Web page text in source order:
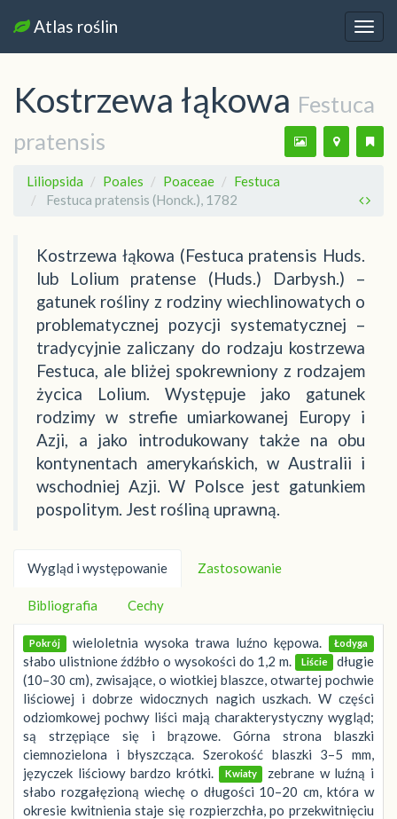
Atlas roślin
Kostrzewa łąkowa Festuca
pratensis
Liliopsida Poales Poaceae
Festuca
Festuca pratensis (Honck.), 1782
Kostrzewa łąkowa (Festuca pratensis Huds.
lub Lolium pratense (Huds.) Darbysh.) –
gatunek rośliny z rodziny wiechlinowatych o
problematycznej pozycji systematycznej –
tradycyjnie zaliczany do rodzaju kostrzewa
Festuca, ale bliżej spokrewniony z rodzajem
życica Lolium. Występuje jako gatunek
rodzimy w strefie umiarkowanej Europy i
Azji, a jako introdukowany także na obu
kontynentach amerykańskich, w Australii i
wschodniej Azji. W Polsce jest gatunkiem
pospolitym. Jest rośliną uprawną.
Wygląd i występowanie Zastosowanie
Bibliografia Cechy
Pokrój wieloletnia wysoka trawa luźno kępowa. Łodyga
słabo ulistnione źdźbło o wysokości do 1,2 m. Liście
długie
(10–30 cm), zwisające, o wiotkiej blaszce, otwartej pochwie
liściowej i dobrze widocznych nagich uszkach. W części
odziomkowej pochwy liści mają charakterystyczny wygląd;
są strzępiące się i brązowe. Górna strona blaszki
ciemnozielona i błyszcząca. Szerokość blaszki 3–5 mm,
języczek liściowy bardzo krótki.
Kwiaty
zebrane w luźną i
słabo rozgałęzioną wiechę o długości 10–20 cm, która w
okresie kwitnienia staje się rozpierzchła, po przekwitnięciu